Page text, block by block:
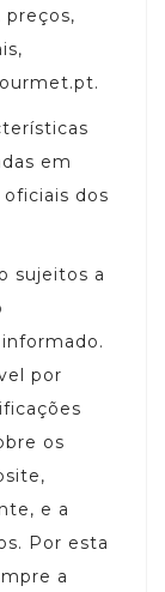
em
dos
sujeitos a
por
os
e a
Por esta
a